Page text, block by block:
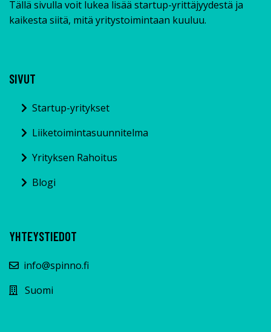
Tällä sivulla voit lukea lisää startup-yrittäjyydestä ja
kaikesta siitä, mitä yritystoimintaan kuuluu.
SIVUT
Startup-yritykset
Liiketoimintasuunnitelma
Yrityksen Rahoitus
Blogi
YHTEYSTIEDOT
info@spinno.fi
Suomi